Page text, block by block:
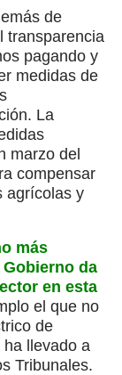
de
transparencia
pagando y
medidas de
La
marzo del
compensar
agrícolas y
más
da
en esta
el que no
de
llevado a
Tribunales.